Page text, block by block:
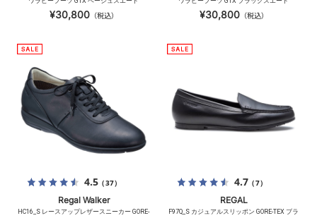
¥30,800（税込） ¥30,800（税込）
4.5（37）
Regal Walker
HC16_S レースアップレザースニーカー GORE-
4.7（7）
REGAL
F97Q_S カジュアルスリッポン GORE-TEX ブラ